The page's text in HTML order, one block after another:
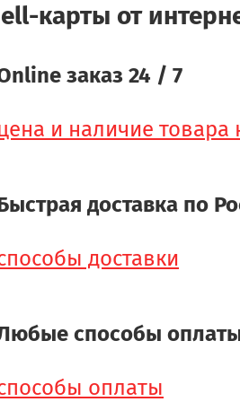
карты от
заказ 24 / 7
и наличие товара
доставка по
доставки
способы
оплаты